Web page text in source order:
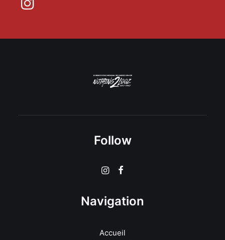
Follow
Navigation
Accueil